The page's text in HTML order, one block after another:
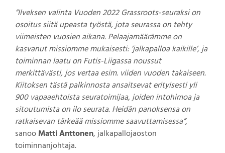
”Ilveksen valinta Vuoden 2022 Grassroots-seuraksi on
osoitus siitä upeasta työstä, jota seurassa on tehty
viimeisten vuosien aikana. Pelaajamäärämme on
kasvanut missiomme mukaisesti: ’jalkapalloa kaikille’, ja
toiminnan laatu on Futis-Liigassa noussut
merkittävästi, jos vertaa esim. viiden vuoden takaiseen.
Kiitoksen tästä palkinnosta ansaitsevat erityisesti yli
900 vapaaehtoista seuratoimijaa, joiden intohimoa ja
sitoutumista on ilo seurata. Heidän panoksensa on
ratkaisevan tärkeää missiomme saavuttamisessa”,
sanooMatti Anttonen, jalkapallojaoston
toiminnanjohtaja.